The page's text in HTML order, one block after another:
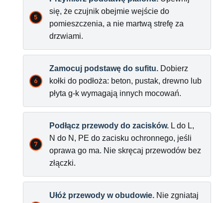
się, że czujnik obejmie wejście do
pomieszczenia, a nie martwą strefę za
drzwiami.
Zamocuj podstawę do sufitu. Dobierz
kołki do podłoża: beton, pustak, drewno lub
płyta g-k wymagają innych mocowań.
Podłącz przewody do zacisków. L do L,
N do N, PE do zacisku ochronnego, jeśli
oprawa go ma. Nie skręcaj przewodów bez
złączki.
Ułóż przewody w obudowie. Nie zgniataj